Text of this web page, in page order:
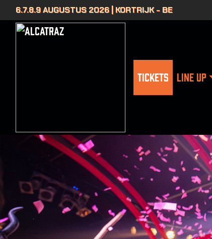
6.7.8.9 AUGUSTUS 2026 | KORTRIJK - BE
TICKETS LINE UP